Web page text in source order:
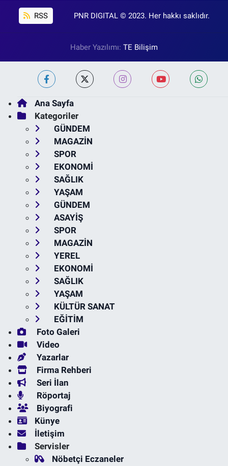
RSS PNR DIGITAL © 2023. Her hakkı saklıdır.
Haber Yazılımı: TE Bilişim
Ana Sayfa
Kategoriler
GÜNDEM
MAGAZİN
SPOR
EKONOMİ
SAĞLIK
YAŞAM
GÜNDEM
ASAYİŞ
SPOR
MAGAZİN
YEREL
EKONOMİ
SAĞLIK
YAŞAM
KÜLTÜR SANAT
EĞİTİM
Foto Galeri
Video
Yazarlar
Firma Rehberi
Seri İlan
Röportaj
Biyografi
Künye
İletişim
Servisler
Nöbetçi Eczaneler